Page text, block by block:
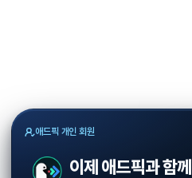
애드픽 개인 회원
이제 애드픽과 함께